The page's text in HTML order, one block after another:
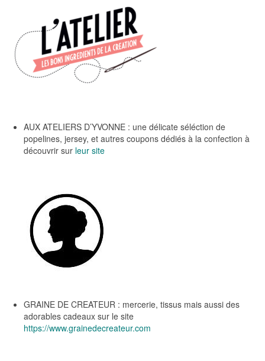
AUX ATELIERS D’YVONNE : une délicate séléction de
popelines, jersey, et autres coupons dédiés à la confection à
découvrir sur leur site
GRAINE DE CREATEUR : mercerie, tissus mais aussi des
adorables cadeaux sur le site
https://www.grainedecreateur.com